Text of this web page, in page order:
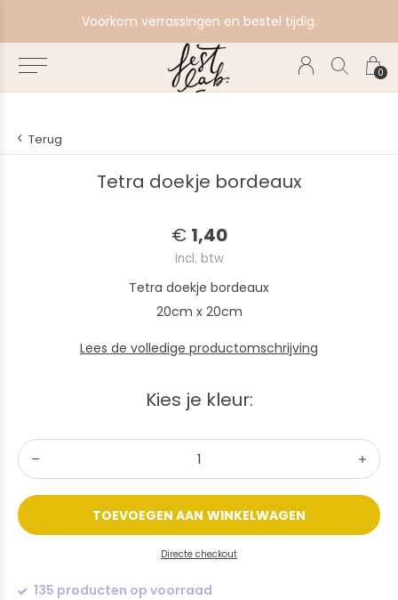
0
Voorkom verrassingen en bestel tijdig.
Terug
Tetra doekje bordeaux
€ 1,40
Incl. btw
Tetra doekje bordeaux
20cm x 20cm
Lees de volledige productomschrijving
Kies je kleur:
TOEVOEGEN AAN WINKELWAGEN
Directe checkout
135 producten op voorraad